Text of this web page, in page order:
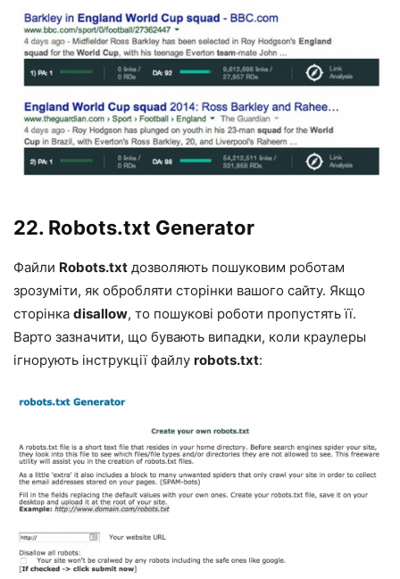
22. Robots.txt Generator
Файли Robots.txt дозволяють пошуковим роботам
зрозуміти, як обробляти сторінки вашого сайту. Якщо
сторінка disallow, то пошукові роботи пропустять її.
Варто зазначити, що бувають випадки, коли краулеры
ігнорують інструкції файлу robots.txt: